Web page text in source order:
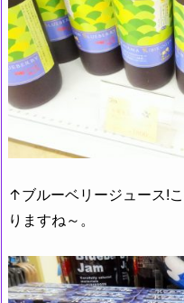
↑ブルーベリージュース!
りますね～。